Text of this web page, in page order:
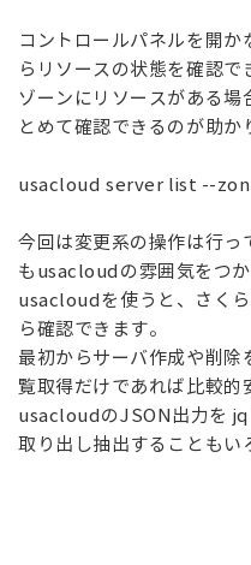
コントロールパネルを開
らリソースの状態を確認
ゾーンにリソースがある場
とめて確認できるのが助か
usacloud server list --
今回は変更系の操作は行っ
もusacloudの雰囲気をつか
usacloudを使うと、さく
ら確認できます。
最初からサーバ作成や削除
覧取得だけであれば比較的
usacloudのJSON出力を jq
取り出し抽出することもい